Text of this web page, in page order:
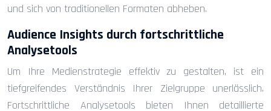
und sich von traditionellen Formaten abheben.
Audience Insights durch fortschrittliche
Analysetools
Um Ihre Medienstrategie effektiv zu gestalten, ist ein
tiefgreifendes Verständnis Ihrer Zielgruppe unerlässlich.
Fortschrittliche Analysetools bieten Ihnen detaillierte